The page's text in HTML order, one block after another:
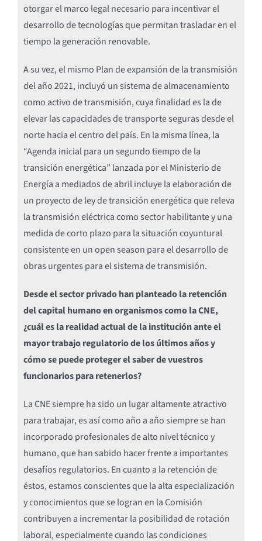
otorgar el marco legal necesario para incentivar el
desarrollo de tecnologías que permitan trasladar en el
tiempo la generación renovable.
A su vez, el mismo Plan de expansión de la transmisión
del año 2021, incluyó un sistema de almacenamiento
como activo de transmisión, cuya finalidad es la de
elevar las capacidades de transporte seguras desde el
norte hacia el centro del país. En la misma línea, la
“Agenda inicial para un segundo tiempo de la
transición energética” lanzada por el Ministerio de
Energía a mediados de abril incluye la elaboración de
un proyecto de ley de transición energética que releva
la transmisión eléctrica como sector habilitante y una
medida de corto plazo para la situación coyuntural
consistente en un open season para el desarrollo de
obras urgentes para el sistema de transmisión.
Desde el sector privado han planteado la retención
del capital humano en organismos como la CNE,
¿cuál es la realidad actual de la institución ante el
mayor trabajo regulatorio de los últimos años y
cómo se puede proteger el saber de vuestros
funcionarios para retenerlos?
La CNE siempre ha sido un lugar altamente atractivo
para trabajar, es así como año a año siempre se han
incorporado profesionales de alto nivel técnico y
humano, que han sabido hacer frente a importantes
desafíos regulatorios. En cuanto a la retención de
éstos, estamos conscientes que la alta especialización
y conocimientos que se logran en la Comisión
contribuyen a incrementar la posibilidad de rotación
laboral, especialmente cuando las condiciones